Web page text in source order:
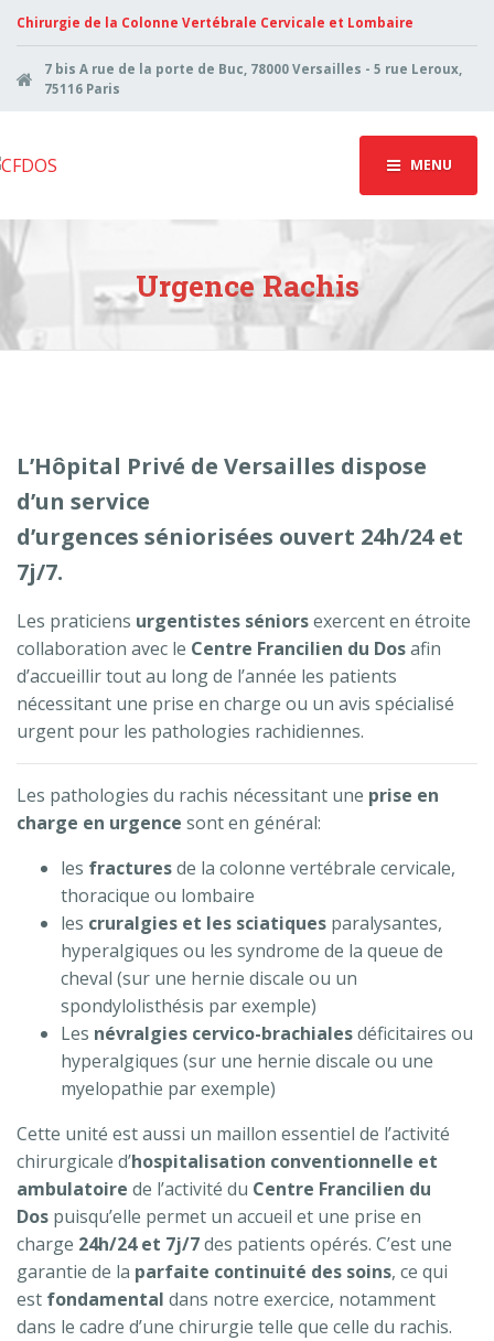
Chirurgie de la Colonne Vertébrale Cervicale et Lombaire
7 bis A rue de la porte de Buc, 78000 Versailles - 5 rue Leroux,
75116 Paris
MENU
Urgence Rachis
L’Hôpital Privé de Versailles dispose
d’un service
d’urgences séniorisées ouvert 24h/24 et
7j/7.
Les praticiens urgentistes séniorsexercent en étroite
collaboration avec le Centre Francilien du Dosafin
d’accueillir tout au long de l’année les patients
nécessitant une prise en charge ou un avis spécialisé
urgent pour les pathologies rachidiennes.
Les pathologies du rachis nécessitant une prise en
charge en urgence sont en général:
les fracturesde la colonne vertébrale cervicale,
thoracique ou lombaire
les cruralgies et les sciatiques paralysantes,
hyperalgiques ou les syndrome de la queue de
cheval (sur une hernie discale ou un
spondylolisthésis par exemple)
Les névralgies cervico-brachialesdéficitaires ou
hyperalgiques (sur une hernie discale ou une
myelopathie par exemple)
Cette unité est aussi un maillon essentiel de l’activité
chirurgicale d’hospitalisation conventionnelle et
ambulatoire de l’activité du Centre Francilien du
Dos puisqu’elle permet un accueil et une prise en
charge 24h/24 et 7j/7des patients opérés. C’est une
garantie de la parfaite continuité des soins, ce qui
est fondamental dans notre exercice, notamment
dans le cadre d’une chirurgie telle que celle du rachis.